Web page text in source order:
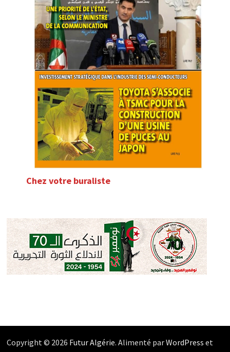
Chez votre buraliste
Copyright © 2026 Futur Algérie. Alimenté parWordPress et